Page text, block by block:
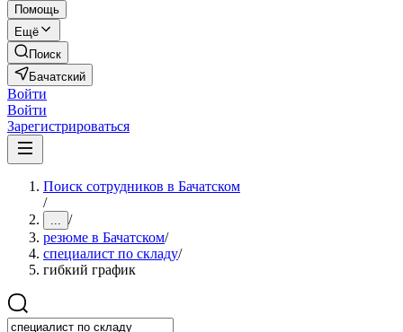
Помощь
Ещё
Поиск
Бачатский
Войти
Войти
Зарегистрироваться
Поиск сотрудников в Бачатском
/
... /
резюме в Бачатском/
специалист по складу/
гибкий график